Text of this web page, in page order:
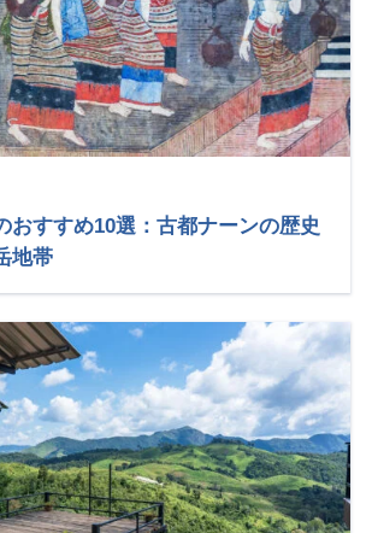
おすすめ10選：古都ナーンの歴史
地帯